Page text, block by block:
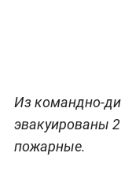
Из командно-
эвакуированы
пожарные.